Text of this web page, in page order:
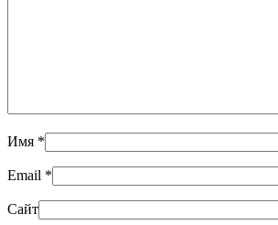
Имя *
Email *
Сайт